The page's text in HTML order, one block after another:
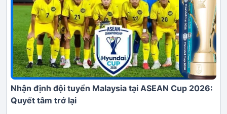
Nhận định đội tuyển Malaysia tại ASEAN Cup 2026:
Quyết tâm trở lại